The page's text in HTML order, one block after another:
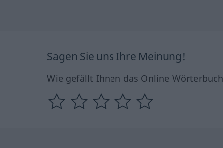
Sagen Sie uns Ihre Meinung!
Wie gefällt Ihnen das Online